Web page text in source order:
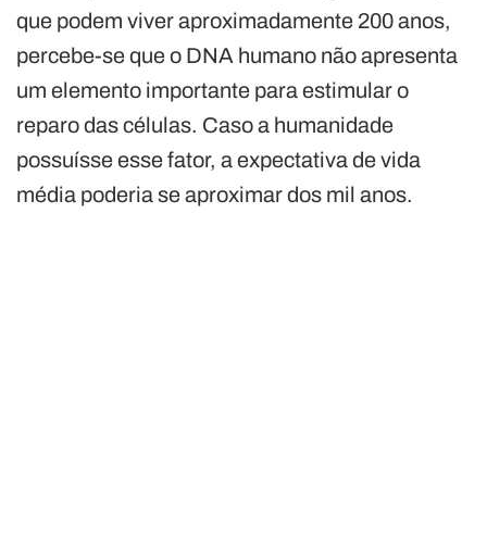
que podem viver aproximadamente 200 anos,
percebe-se que o DNA humano não apresenta
um elemento importante para estimular o
reparo das células. Caso a humanidade
possuísse esse fator, a expectativa de vida
média poderia se aproximar dos mil anos.